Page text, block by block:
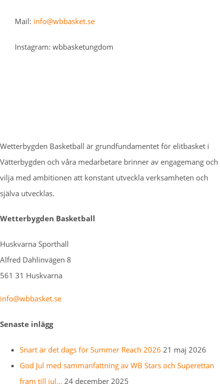
Mail: info@wbbasket.se
Instagram: wbbasketungdom
Wetterbygden Basketball är grundfundamentet för elitbasket i
Vätterbygden och våra medarbetare brinner av engagemang och
vilja med ambitionen att konstant utveckla verksamheten och
själva utvecklas.
Wetterbygden Basketball
Huskvarna Sporthall
Alfred Dahlinvägen 8
561 31 Huskvarna
info@wbbasket.se
Senaste inlägg
Snart är det dags för Summer Reach 2026 21 maj 2026
God Jul med sammanfattning av WB Stars och Superettan
fram till jul… 24 december 2025